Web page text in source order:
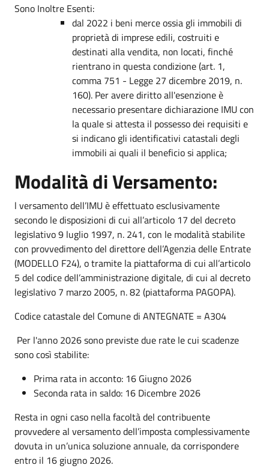
Sono Inoltre Esenti:
dal 2022 i beni merce ossia gli immobili di
proprietà di imprese edili, costruiti e
destinati alla vendita, non locati, finché
rientrano in questa condizione (art. 1,
comma 751 - Legge 27 dicembre 2019, n.
160). Per avere diritto all'esenzione è
necessario presentare dichiarazione IMU con
la quale si attesta il possesso dei requisiti e
si indicano gli identificativi catastali degli
immobili ai quali il beneficio si applica;
Modalità di Versamento:
l versamento dell’IMU è effettuato esclusivamente
secondo le disposizioni di cui all’articolo 17 del decreto
legislativo 9 luglio 1997, n. 241, con le modalità stabilite
con provvedimento del direttore dell’Agenzia delle Entrate
(MODELLO F24), o tramite la piattaforma di cui all’articolo
5 del codice dell’amministrazione digitale, di cui al decreto
legislativo 7 marzo 2005, n. 82 (piattaforma PAGOPA).
Codice catastale del Comune di ANTEGNATE = A304
Per l'anno 2026 sono previste due rate le cui scadenze
sono così stabilite:
Prima rata in acconto: 16 Giugno 2026
Seconda rata in saldo: 16 Dicembre 2026
Resta in ogni caso nella facoltà del contribuente
provvedere al versamento dell’imposta complessivamente
dovuta in un’unica soluzione annuale, da corrispondere
entro il 16 giugno 2026.